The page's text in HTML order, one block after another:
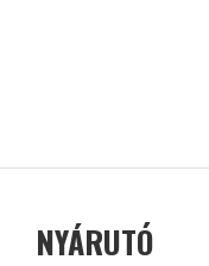
NYÁRUTÓ